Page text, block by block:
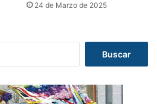
24 de Marzo de 2025
c
a